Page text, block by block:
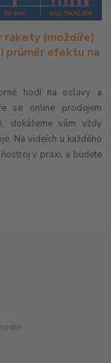
rakety (moždíře)
průměr efektu na
hodí na oslavy a
se online prodejem
dokážeme vám vždy
Na videích u každého
v praxi, a budete